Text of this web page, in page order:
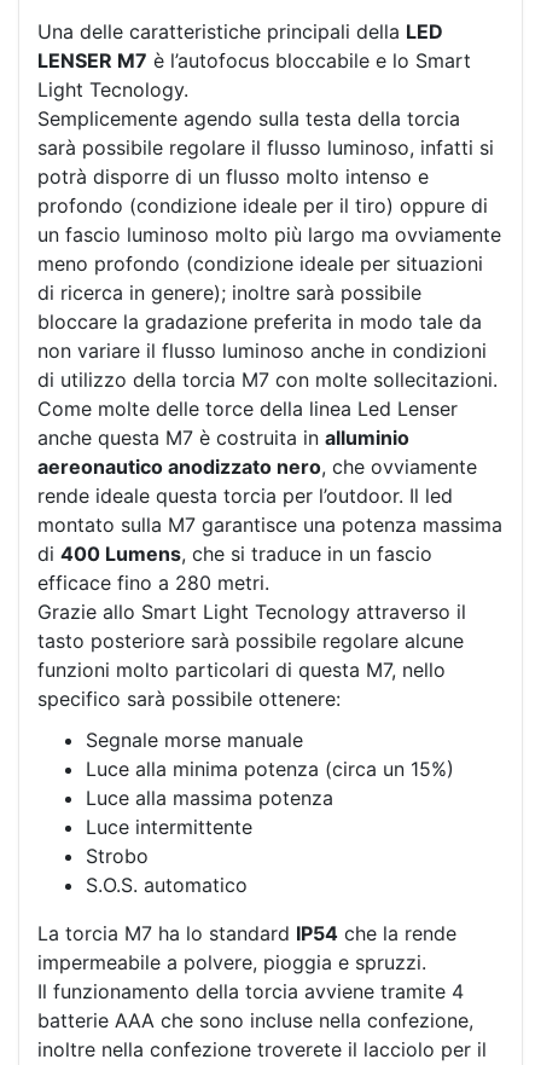
Una delle caratteristiche principali della LED
LENSER M7 è l’autofocus bloccabile e lo Smart
Light Tecnology.
Semplicemente agendo sulla testa della torcia
sarà possibile regolare il flusso luminoso, infatti si
potrà disporre di un flusso molto intenso e
profondo (condizione ideale per il tiro) oppure di
un fascio luminoso molto più largo ma ovviamente
meno profondo (condizione ideale per situazioni
di ricerca in genere); inoltre sarà possibile
bloccare la gradazione preferita in modo tale da
non variare il flusso luminoso anche in condizioni
di utilizzo della torcia M7 con molte sollecitazioni.
Come molte delle torce della linea Led Lenser
anche questa M7 è costruita in alluminio
aereonautico anodizzato nero, che ovviamente
rende ideale questa torcia per l’outdoor. Il led
montato sulla M7 garantisce una potenza massima
di 400 Lumens, che si traduce in un fascio
efficace fino a 280 metri.
Grazie allo Smart Light Tecnology attraverso il
tasto posteriore sarà possibile regolare alcune
funzioni molto particolari di questa M7, nello
specifico sarà possibile ottenere:
Segnale morse manuale
Luce alla minima potenza (circa un 15%)
Luce alla massima potenza
Luce intermittente
Strobo
S.O.S. automatico
La torcia M7 ha lo standard IP54 che la rende
impermeabile a polvere, pioggia e spruzzi.
Il funzionamento della torcia avviene tramite 4
batterie AAA che sono incluse nella confezione,
inoltre nella confezione troverete il lacciolo per il